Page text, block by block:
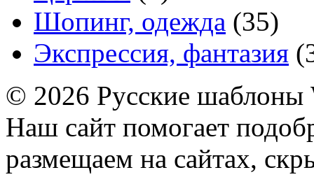
Шопинг, одежда (35)
Экспрессия, фантазия
© 2026 Русские шаблоны
Наш сайт помогает
размещаем на сайтах,